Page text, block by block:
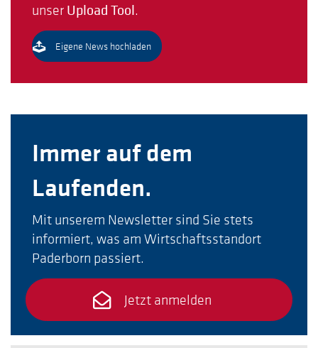
unser Upload Tool.
Eigene News hochladen
Immer auf dem
Laufenden.
Mit unserem Newsletter sind Sie stets
informiert, was am Wirtschaftsstandort
Paderborn passiert.
Jetzt anmelden